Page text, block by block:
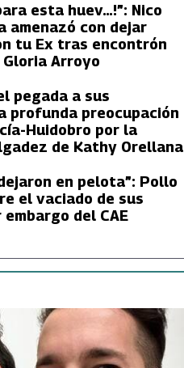
esta huev…!”: Nico
amenazó con dejar
tu Ex tras encontrón
Gloria Arroyo
pegada a sus
profunda preocupación
Huidobro por la
de Kathy Orellana
dejaron en pelota”: Pollo
el vaciado de sus
del CAE